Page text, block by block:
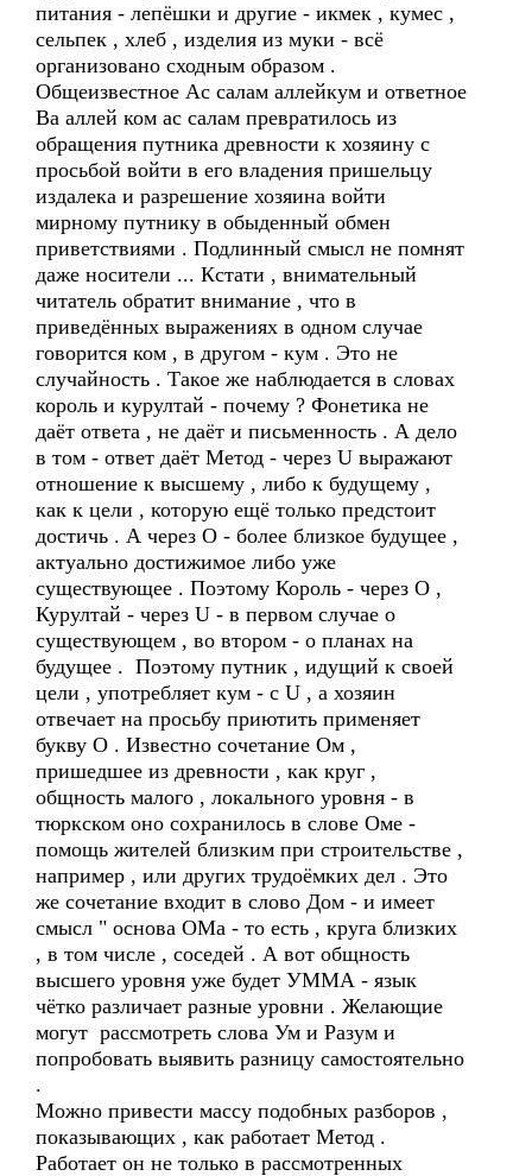
питания - лепёшки и другие - икмек , кумес ,
сельпек , хлеб , изделия из муки - всё
организовано сходным образом .
Общеизвестное Ас салам аллейкум и ответное
Ва аллей ком ас салам превратилось из
обращения путника древности к хозяину с
просьбой войти в его владения пришельцу
издалека и разрешение хозяина войти
мирному путнику в обыденный обмен
приветствиями . Подлинный смысл не помнят
даже носители ... Кстати , внимательный
читатель обратит внимание , что в
приведённых выражениях в одном случае
говорится ком , в другом - кум . Это не
случайность . Такое же наблюдается в словах
король и курултай - почему ? Фонетика не
даёт ответа , не даёт и письменность . А дело
в том - ответ даёт Метод - через U выражают
отношение к высшему , либо к будущему ,
как к цели , которую ещё только предстоит
достичь . А через О - более близкое будущее ,
актуально достижимое либо уже
существующее . Поэтому Король - через О ,
Курултай - через U - в первом случае о
существующем , во втором - о планах на
будущее . Поэтому путник , идущий к своей
цели , употребляет кум - с U , а хозяин
отвечает на просьбу приютить применяет
букву О . Известно сочетание Ом ,
пришедшее из древности , как круг ,
общность малого , локального уровня - в
тюркском оно сохранилось в слове Оме -
помощь жителей близким при строительстве ,
например , или других трудоёмких дел . Это
же сочетание входит в слово Дом - и имеет
смысл " основа ОМа - то есть , круга близких
, в том числе , соседей . А вот общность
высшего уровня уже будет УММА - язык
чётко различает разные уровни . Желающие
могут рассмотреть слова Ум и Разум и
попробовать выявить разницу самостоятельно
.
Можно привести массу подобных разборов ,
показывающих , как работает Метод .
Работает он не только в рассмотренных